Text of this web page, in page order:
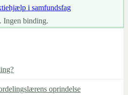
i samfundsfag
Ingen binding.
oprindelse